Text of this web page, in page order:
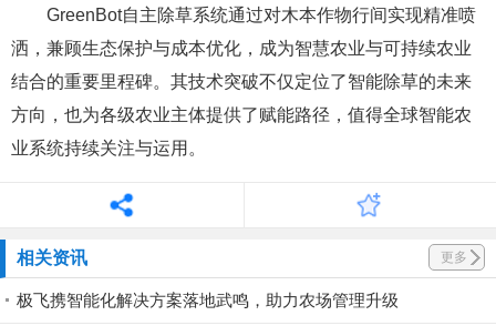
GreenBot自主除草系统通过对木本作物行间实现精准喷
洒，兼顾生态保护与成本优化，成为智慧农业与可持续农业
结合的重要里程碑。其技术突破不仅定位了智能除草的未来
方向，也为各级农业主体提供了赋能路径，值得全球智能农
业系统持续关注与运用。
相关资讯 更多
极飞携智能化解决方案落地武鸣，助力农场管理升级